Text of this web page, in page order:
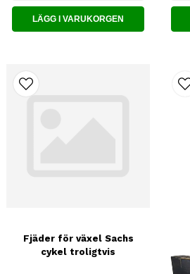
LÄGG I VARUKORGEN
Fjäder för växel Sachs
cykel troligtvis